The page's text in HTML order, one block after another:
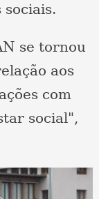
se tornou
aos
com
social",